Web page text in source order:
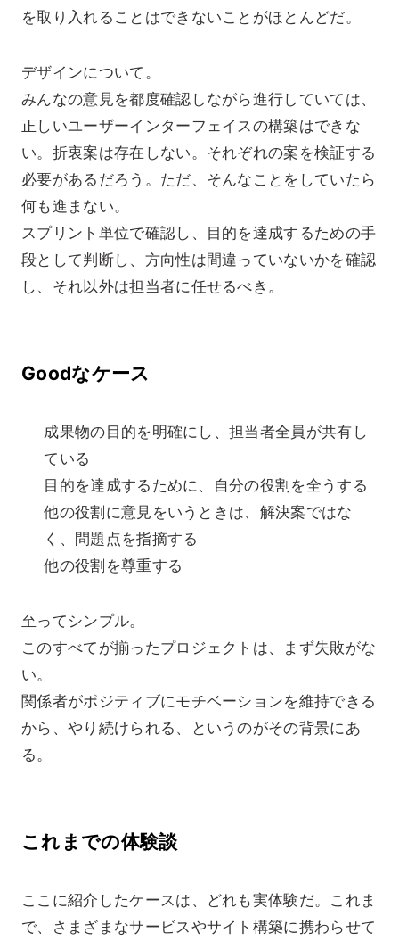
を取り入れることはできないことがほとんどだ。
デザインについて。
みんなの意見を都度確認しながら進行していては、
正しいユーザーインターフェイスの構築はできな
い。折衷案は存在しない。それぞれの案を検証する
必要があるだろう。ただ、そんなことをしていたら
何も進まない。
スプリント単位で確認し、目的を達成するための手
段として判断し、方向性は間違っていないかを確認
し、それ以外は担当者に任せるべき。
Goodなケース
成果物の目的を明確にし、担当者全員が共有し
ている
目的を達成するために、自分の役割を全うする
他の役割に意見をいうときは、解決案ではな
く、問題点を指摘する
他の役割を尊重する
至ってシンプル。
このすべてが揃ったプロジェクトは、まず失敗がな
い。
関係者がポジティブにモチベーションを維持できる
から、やり続けられる、というのがその背景にあ
る。
これまでの体験談
ここに紹介したケースは、どれも実体験だ。これま
で、さまざまなサービスやサイト構築に携わらせて